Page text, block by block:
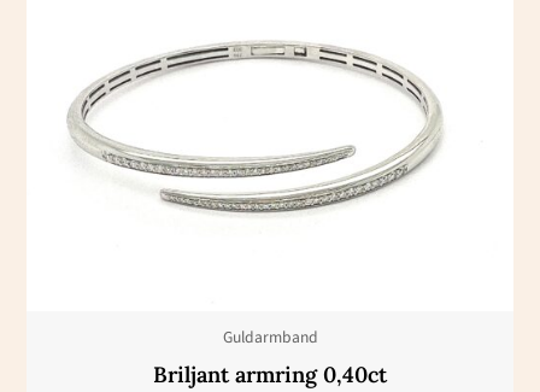
Guldarmband
Briljant armring 0,40ct